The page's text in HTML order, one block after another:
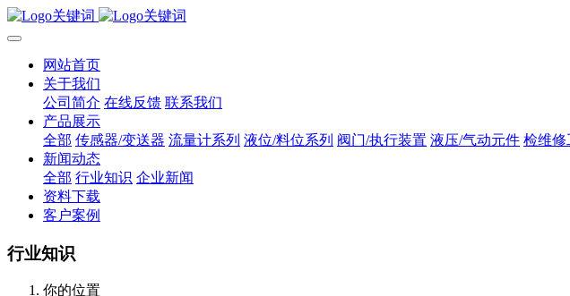
网站首页
关于我们
公司简介 在线反馈 联系我们
产品展示
全部 传感器/变送器 流量计系列 液位/料位系列 阀门/执行装置 液压/气动元件 检维修
新闻动态
全部 行业知识 企业新闻
资料下载
客户案例
行业知识
你的位置